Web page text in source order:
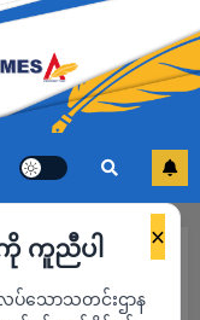
×
ကို ကူညီပါ
သောသတင်းဌာန